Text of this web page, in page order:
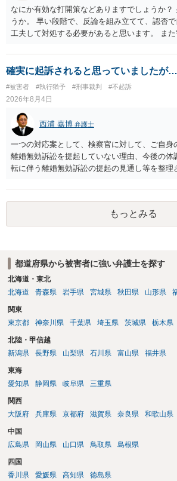
あること。 以上の通りですから、アルコール摂
しない意思を形成し、表明し若しくは全うす
あることが必要です。
なにか有効な打開策などありますでしょうか？
うか。 早い段階で、反論を組み立てて、認否
工夫して対処する必要があると思います。 ま
告訴状を作って証拠をそろえて出すことでしょ
確実に起訴されると思っていましたが…
#被害者 #執行猶予 #刑事裁判 #不起訴
2026年8月4日
西浦 嘉博 弁護士
一つの対応案として、検察官に対して、ご自身
離婚無効訴訟を提起していない理由、今後の体
転に伴う離婚無効訴訟の提起の見通し等を整理
検察官の処分判断の際、相談者さんの意向を示
置づけられる様に思われます。 より詳細につ
合、最寄りの法律事務所での相談を検討ください
もっとみる
都道府県から被害者に強い弁護士を探す
北海道・東北
北海道
青森県 岩手県 宮城県 秋田県 山形県
関東
東京都
神奈川県 千葉県 埼玉県 茨城県 栃木県
北陸・甲信越
新潟県
長野県 山梨県 石川県 富山県 福井県
東海
愛知県
静岡県 岐阜県 三重県
関西
大阪府
兵庫県 京都府 滋賀県 奈良県 和歌山県
中国
広島県
岡山県 山口県 鳥取県 島根県
四国
香川県
愛媛県 高知県 徳島県